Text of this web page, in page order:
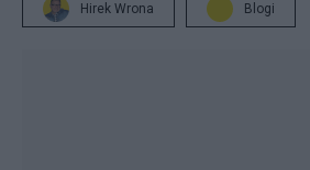
Hirek Wrona Blogi